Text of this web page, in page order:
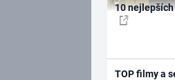
10
TOP filmy a